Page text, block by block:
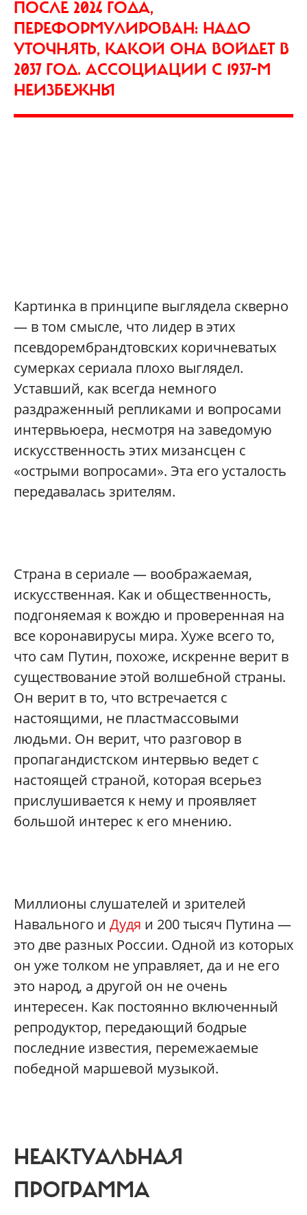
ПОСЛЕ 2024 ГОДА,
ПЕРЕФОРМУЛИРОВАН: НАДО
УТОЧНЯТЬ, КАКОЙ ОНА ВОЙДЕТ В
2037 ГОД. АССОЦИАЦИИ С 1937-М
НЕИЗБЕЖНЫ
Картинка в принципе выглядела скверно
— в том смысле, что лидер в этих
псевдорембрандтовских коричневатых
сумерках сериала плохо выглядел.
Уставший, как всегда немного
раздраженный репликами и вопросами
интервьюера, несмотря на заведомую
искусственность этих мизансцен с
«острыми вопросами». Эта его усталость
передавалась зрителям.
Страна в сериале — воображаемая,
искусственная. Как и общественность,
подгоняемая к вождю и проверенная на
все коронавирусы мира. Хуже всего то,
что сам Путин, похоже, искренне верит в
существование этой волшебной страны.
Он верит в то, что встречается с
настоящими, не пластмассовыми
людьми. Он верит, что разговор в
пропагандистском интервью ведет с
настоящей страной, которая всерьез
прислушивается к нему и проявляет
большой интерес к его мнению.
Миллионы слушателей и зрителей
Навального и Дудя и 200 тысяч Путина —
это две разных России. Одной из которых
он уже толком не управляет, да и не его
это народ, а другой он не очень
интересен. Как постоянно включенный
репродуктор, передающий бодрые
последние известия, перемежаемые
победной маршевой музыкой.
НЕАКТУАЛЬНАЯ
ПРОГРАММА